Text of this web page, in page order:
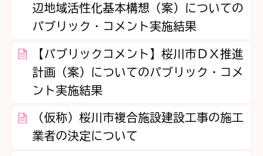
辺地域活性化基本構想（案）についての
パブリック・コメント実施結果
【パブリックコメント】桜川市ＤＸ推進
計画（案）についてのパブリック・コメ
ント実施結果
（仮称）桜川市複合施設建設工事の施工
業者の決定について